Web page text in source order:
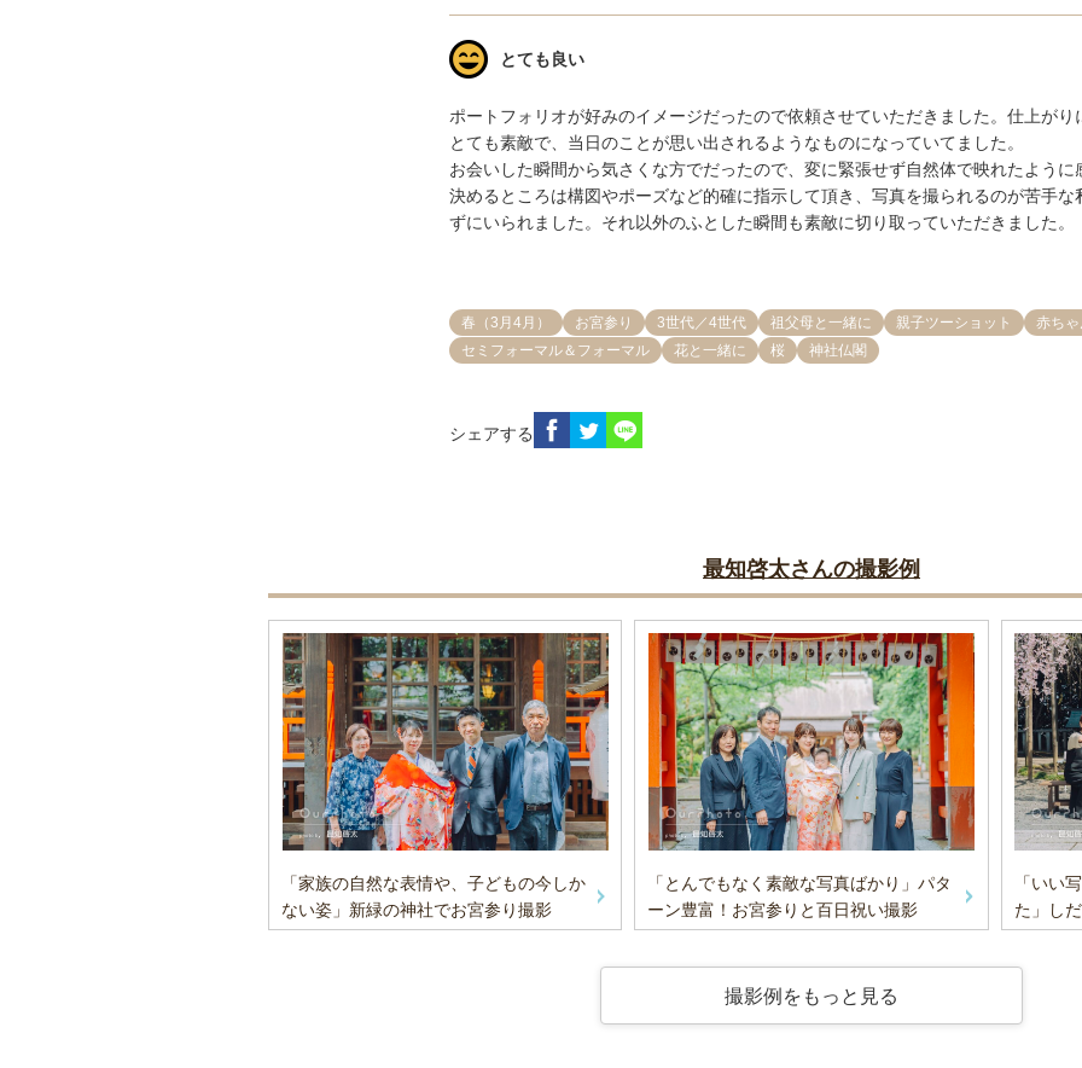
とても良い
ポートフォリオが好みのイメージだったので依頼させていただきました。仕上がり
とても素敵で、当日のことが思い出されるようなものになっていてました。
お会いした瞬間から気さくな方でだったので、変に緊張せず自然体で映れたように
決めるところは構図やポーズなど的確に指示して頂き、写真を撮られるのが苦手な
ずにいられました。それ以外のふとした瞬間も素敵に切り取っていただきました。
春（3月4月） お宮参り 3世代／4世代 祖父母と一緒に 親子ツーショット
赤ち
セミフォーマル＆フォーマル
花と一緒に 桜 神社仏閣
シェアする
最知啓太さんの撮影例
「家族の自然な表情や、子どもの今しか
ない姿」新緑の神社でお宮参り撮影
「とんでもなく素敵な写真ばかり」パタ
ーン豊富！お宮参りと百日祝い撮影
「いい
た」し
撮影例をもっと見る